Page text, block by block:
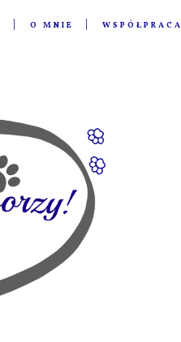
O MNIE WSPÓŁPRACA